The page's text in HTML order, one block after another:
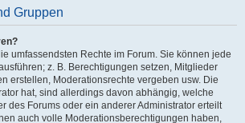
Gruppen
umfassendsten Rechte im Forum. Sie können jede
z. B. Berechtigungen setzen, Mitglieder
erstellen, Moderationsrechte vergeben usw. Die
hat, sind allerdings davon abhängig, welche
des Forums oder ein anderer Administrator erteilt
auch volle Moderationsberechtigungen haben,